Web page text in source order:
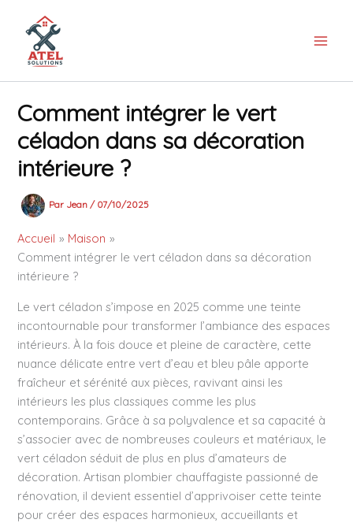
contenu
Comment intégrer le vert
céladon dans sa décoration
intérieure ?
Par Jean/ 07/10/2025
Accueil
Maison
Comment intégrer le vert céladon dans sa décoration
intérieure ?
Le vert céladon s’impose en 2025 comme une teinte
incontournable pour transformer l’ambiance des espaces
intérieurs. À la fois douce et pleine de caractère, cette
nuance délicate entre vert d’eau et bleu pâle apporte
fraîcheur et sérénité aux pièces, ravivant ainsi les
intérieurs les plus classiques comme les plus
contemporains. Grâce à sa polyvalence et sa capacité à
s’associer avec de nombreuses couleurs et matériaux, le
vert céladon séduit de plus en plus d’amateurs de
décoration. Artisan plombier chauffagiste passionné de
rénovation, il devient essentiel d’apprivoiser cette teinte
pour créer des espaces harmonieux, accueillants et